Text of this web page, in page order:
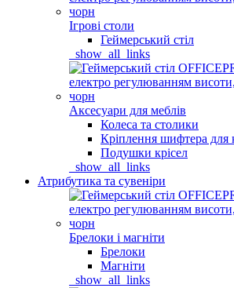
Ігрові столи
Геймерський стіл
_show_all_links
Аксесуари для меблів
Колеса та столики
Кріплення шифтера для
Подушки крісел
_show_all_links
Атрибутика та сувеніри
Брелоки і магніти
Брелоки
Магніти
_show_all_links